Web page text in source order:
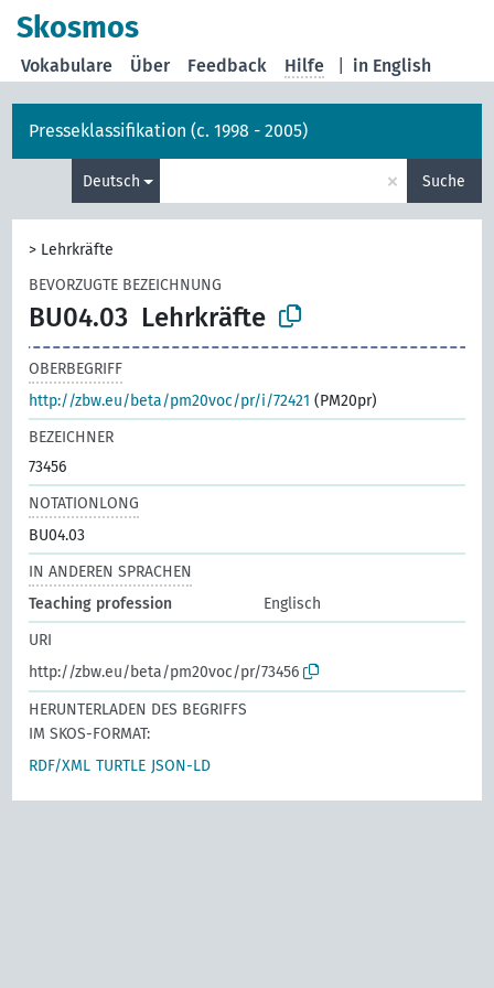
Skosmos
in English
Vokabulare Über Feedback Hilfe
Presseklassifikation (c. 1998 - 2005)
Deutsch × Suche
> Lehrkräfte
BEVORZUGTE BEZEICHNUNG
BU04.03 Lehrkräfte
OBERBEGRIFF
http://zbw.eu/beta/pm20voc/pr/i/72421 (PM20pr)
BEZEICHNER
73456
NOTATIONLONG
BU04.03
IN ANDEREN SPRACHEN
Teaching profession
Englisch
URI
http://zbw.eu/beta/pm20voc/pr/73456
HERUNTERLADEN DES BEGRIFFS
IM SKOS-FORMAT:
RDF/XML TURTLE JSON-LD